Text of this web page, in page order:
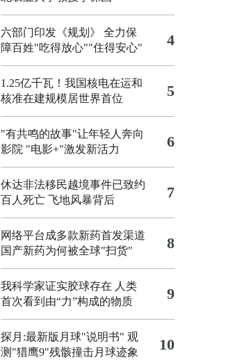
六部门印发《规划》 全力保
障百姓"吃得放心""住得安心"
4
1.25亿千瓦！我国核电在运和
核准在建规模居世界首位
5
"有共鸣的故事"让年轻人奔向
影院 "电影+"激发新活力 6
休达非法移民越境事件已致约
百人死亡 飞地风暴背后 7
网络平台成多款新药首发渠道
国产新药为何被全球"扫货"
8
我科学家证实胶球存在 人类
首次看到由“力”构成的物质
9
探月:最新版月球"说明书" 观
测"猎鹰9"残骸撞击月球迹象
10